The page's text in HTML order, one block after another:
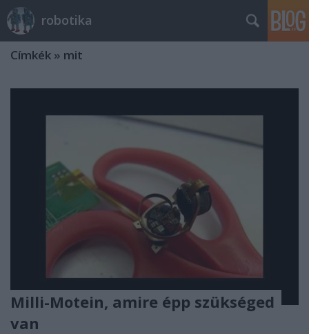
robotika
Címkék » mit
Milli-Motein, amire épp szükséged
van